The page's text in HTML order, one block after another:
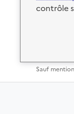
contrôle
Sauf